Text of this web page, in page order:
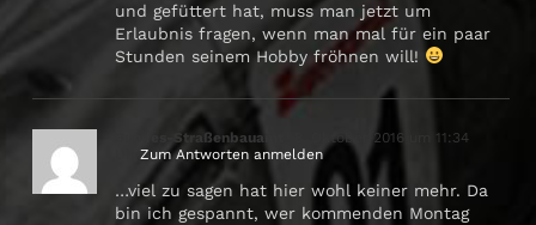
und gefüttert hat, muss man jetzt um
Erlaubnis fragen, wenn man mal für ein paar
Stunden seinem Hobby fröhnen will!
Bundes-Straßenbauamt
8. Oktober 2016 um 11:34
UhrZum Antworten anmelden
…viel zu sagen hat hier wohl keiner mehr. Da
bin ich gespannt, wer kommenden Montag